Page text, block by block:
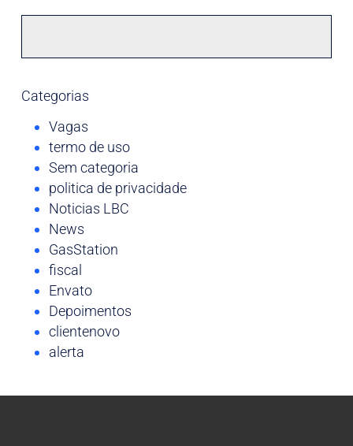
Categorias
Vagas
termo de uso
Sem categoria
politica de privacidade
Noticias LBC
News
GasStation
fiscal
Envato
Depoimentos
clientenovo
alerta